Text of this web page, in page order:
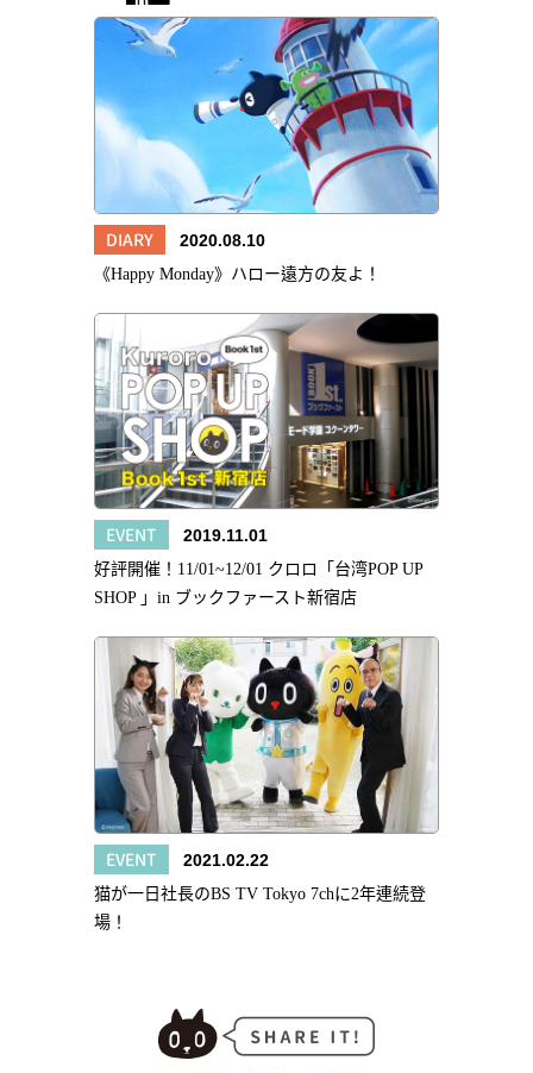
DIARY 2020.08.10
《Happy Monday》ハロー遠方の友よ！
EVENT 2019.11.01
好評開催！11/01~12/01 クロロ「台湾POP UP
SHOP 」in ブックファースト新宿店
EVENT 2021.02.22
猫が一日社長のBS TV Tokyo 7chに2年連続登
場！